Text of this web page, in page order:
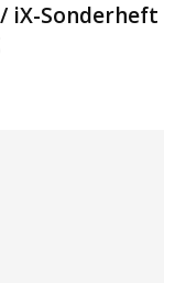
iX-Sonderheft